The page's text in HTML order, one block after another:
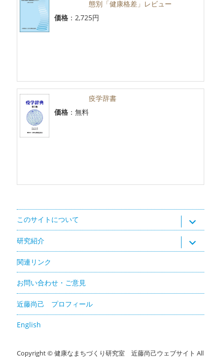
態別「健康格差」レビュー
価格 ：2,725円
疫学辞書
価格 ：無料
このサイトについて サ
ブ
メ
ニ
ュ
ー
開
研究紹介
ブ
メ
ー
開
関連リンク
お問い合わせ・ご意見
近藤尚己 プロフィール
English
Copyright ©健康なまちづくり研究室 近藤尚己ウェブサイトAll